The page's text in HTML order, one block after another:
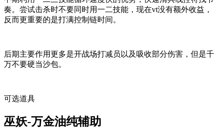
奏。尝试击杀时不要同时用一二技能，现在vt没有额外收益，
反而更重要的是打满控制链时间。
后期主要作用更多是开战场打减员以及吸收部分伤害，但是千
万不要硬当沙包。
可选道具
巫妖-万金油纯辅助